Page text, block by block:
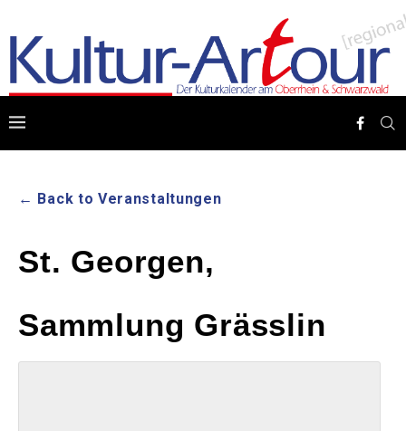
← Back to Veranstaltungen
St. Georgen,
Sammlung Grässlin